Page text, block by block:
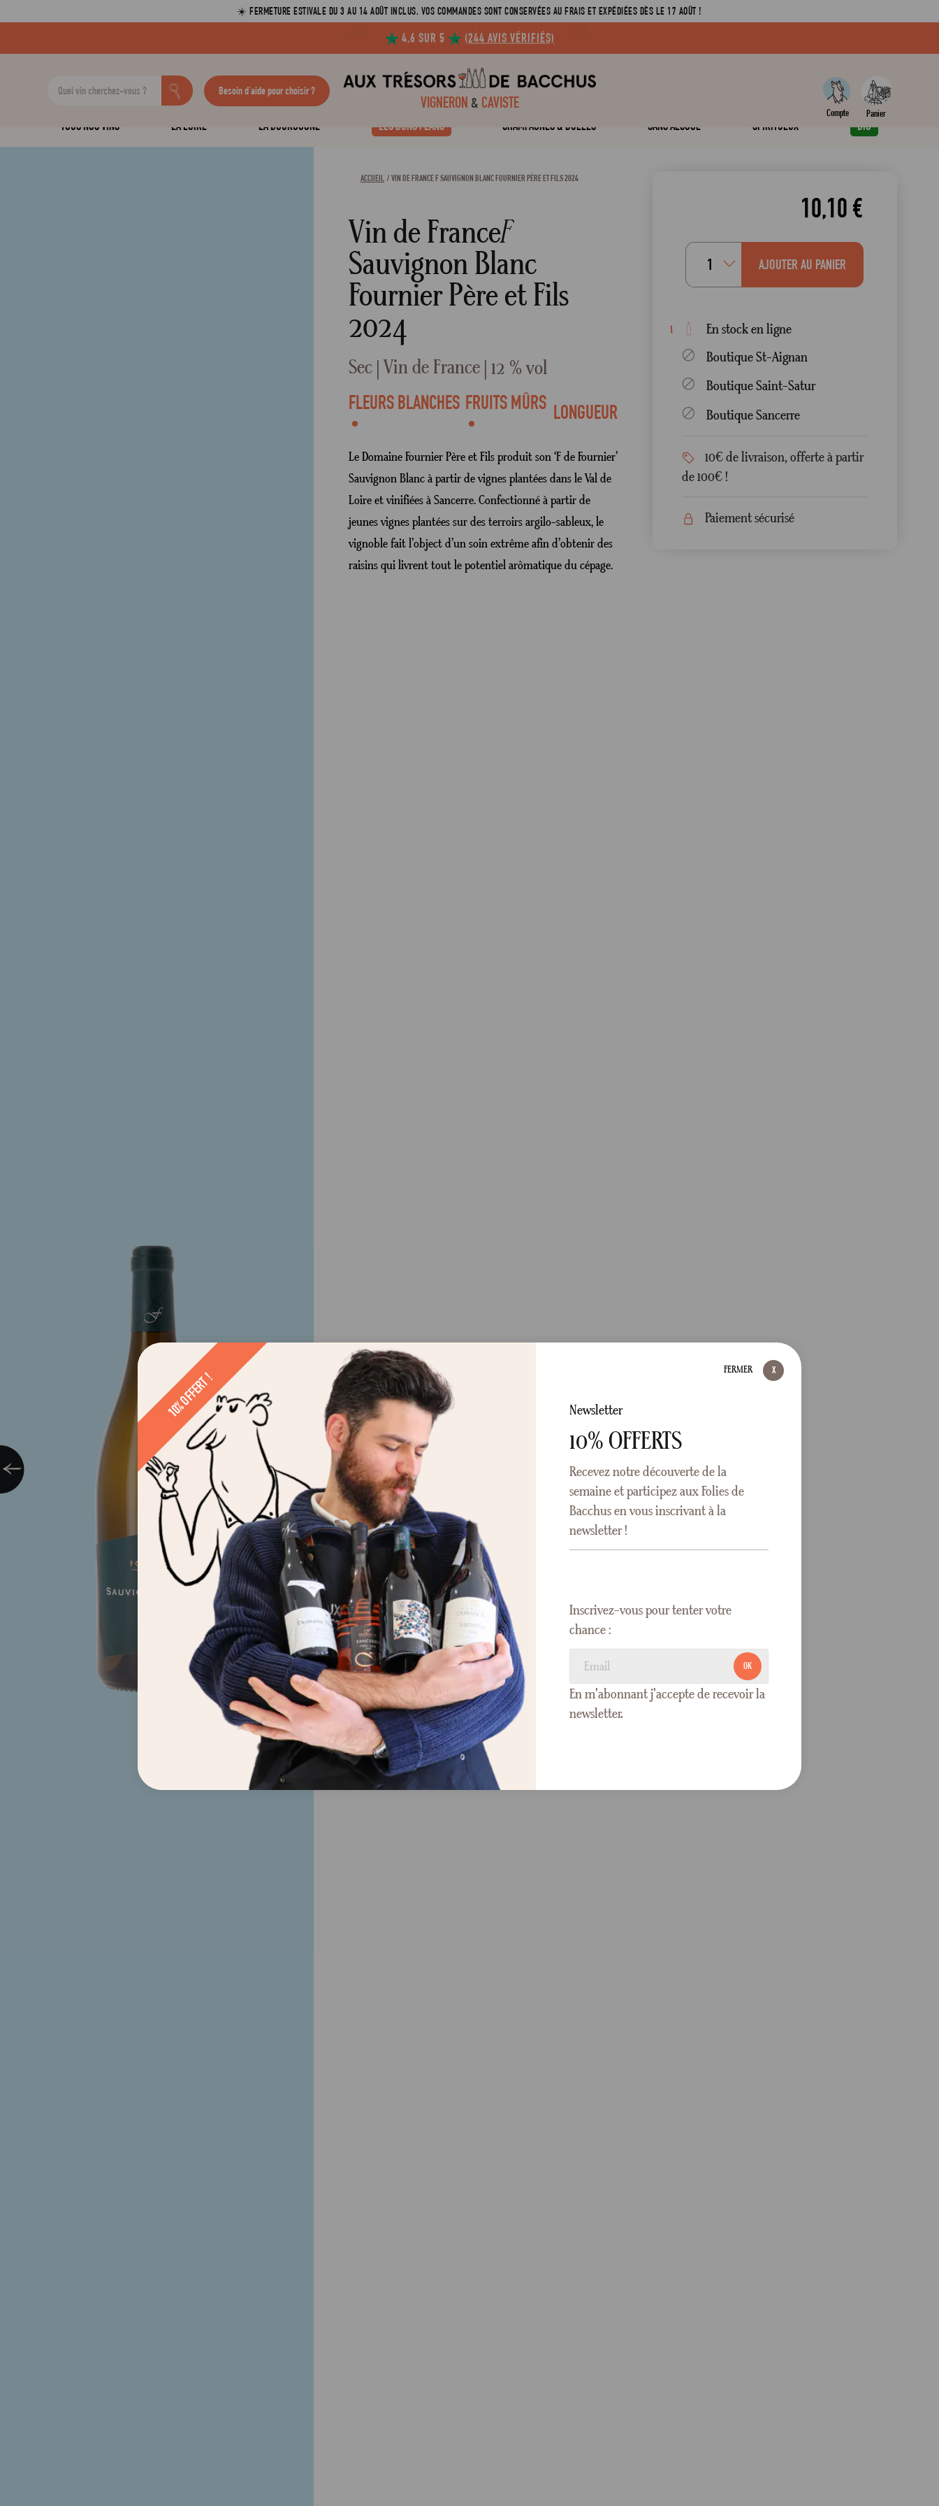
☀️ FERMETURE ESTIVALE DU 3 AU 14 AOÛT INCLUS. VOS COMMANDES SONT CONSERVÉES AU FRAIS ET EXPÉDIÉES DÈS LE 17 AOÛT !
4,6 SUR 5 (244 AVIS VÉRIFIÉS)
Besoin d'aide pour choisir ?
VIGNERON & CAVISTE
TOUS NOS VINS LA LOIRE LA BOURGOGNE LES BONS PLANS CHAMPAGNES & BULLES SANS ALCOOL SPIRITUEUX BIO
ACCUEIL VIN DE FRANCE F SAUVIGNON BLANC FOURNIER PÈRE ET FILS 2024
Vin de FranceF
Sauvignon Blanc
Fournier Père et Fils
2024
Sec Vin de France 12 % vol
FLEURS BLANCHES FRUITS MÛRS LONGUEUR
Le Domaine Fournier Père et Fils produit son ‘F de Fournier’
Sauvignon Blanc à partir de vignes plantées dans le Val de
Loire et vinifiées à Sancerre. Confectionné à partir de
jeunes vignes plantées sur des terroirs argilo-sableux, le
vignoble fait l’object d’un soin extrême afin d’obtenir des
raisins qui livrent tout le potentiel arômatique du cépage.
10,10 €
AJOUTER AU PANIER
1
En stock en ligne
Boutique St-Aignan
Boutique Saint-Satur
Boutique Sancerre
10€ de livraison, offerte à partir
de 100€ !
Paiement sécurisé
FERMER
10% OFFERT ! Newsletter
10% OFFERTS
Recevez notre découverte de la
semaine et participez aux Folies de
Bacchus en vous inscrivant à la
newsletter !
Inscrivez-vous pour tenter votre
chance :
OK
En m'abonnant j'accepte de recevoir la
newsletter.